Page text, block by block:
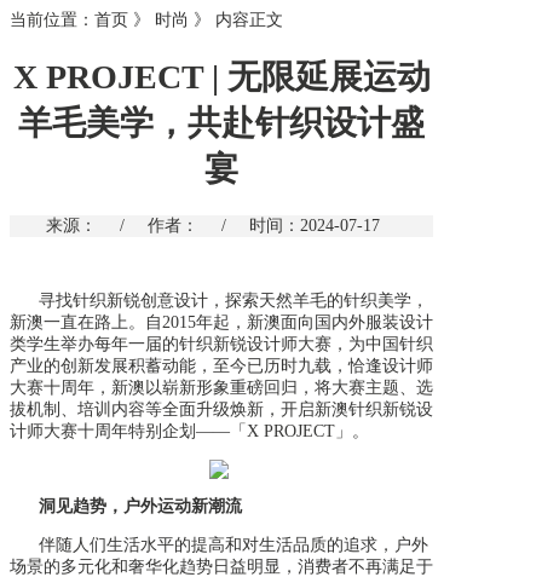
当前位置： 首页 》 时尚 》 内容正文
X PROJECT | 无限延展运动
羊毛美学，共赴针织设计盛
宴
来源： / 作者： / 时间：2024-07-17
寻找针织新锐创意设计，探索天然羊毛的针织美学，
新澳一直在路上。自2015年起，新澳面向国内外服装设计
类学生举办每年一届的针织新锐设计师大赛，为中国针织
产业的创新发展积蓄动能，至今已历时九载，恰逢设计师
大赛十周年，新澳以崭新形象重磅回归，将大赛主题、选
拔机制、培训内容等全面升级焕新，开启新澳针织新锐设
计师大赛十周年特别企划——「X PROJECT」。
洞见趋势，户外运动新潮流
伴随人们生活水平的提高和对生活品质的追求，户外
场景的多元化和奢华化趋势日益明显，消费者不再满足于